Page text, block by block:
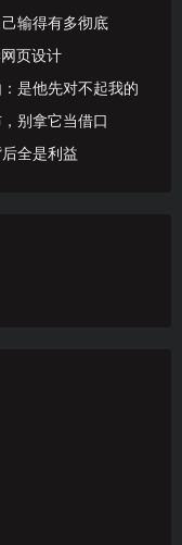
输得有多彻底
页设计
是他先对不起我的
别拿它当借口
全是利益